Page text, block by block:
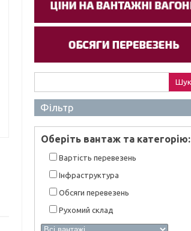
Фільтр
Оберiть вантаж та категорiю:
Вартiсть перевезень
Інфраструктура
Обсяги перевезень
Рухомий склад